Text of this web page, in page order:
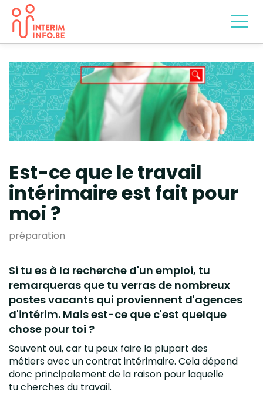
Est-ce que le travail
intérimaire est fait pour
moi ?
préparation
Si tu es à la recherche d'un emploi, tu
remarqueras que tu verras de nombreux
postes vacants qui proviennent d'agences
d'intérim. Mais est-ce que c'est quelque
chose pour toi ?
Souvent oui, car tu peux faire la plupart des
métiers avec un contrat intérimaire. Cela dépend
donc principalement de la raison pour laquelle
tu cherches du travail.